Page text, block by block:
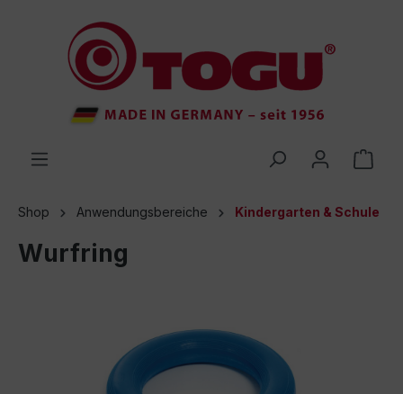
springen
Shop Anwendungsbereiche Kindergarten & Schule
Wurfring